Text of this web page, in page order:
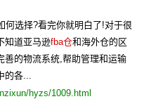
何选择?看完你就明白了!对于很
知道亚马逊fba仓和海外仓的区
善的物流系统,帮助管理和运输
的各...
hyzs/1009.html